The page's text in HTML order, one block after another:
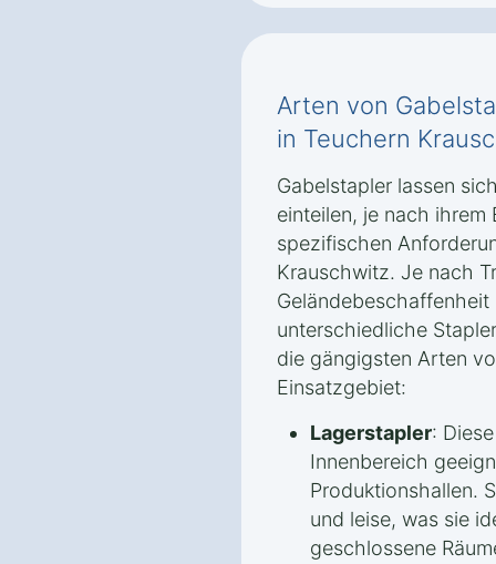
Arten von
in Teuchern
Gabelstapler lassen
einteilen, je nach
spezifischen
Krauschwitz. Je nach
unterschiedliche
die gängigsten Arten
Einsatzgebiet:
Lagerstapler:
Innenbereich
Produktionshallen.
und leise, was sie
geschlossene